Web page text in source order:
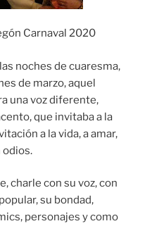
Carnaval 2020
noches de cuaresma,
de marzo, aquel
una voz diferente,
que invitaba a la
a la vida, a amar,
odios.
charle con su voz, con
su bondad,
personajes y como